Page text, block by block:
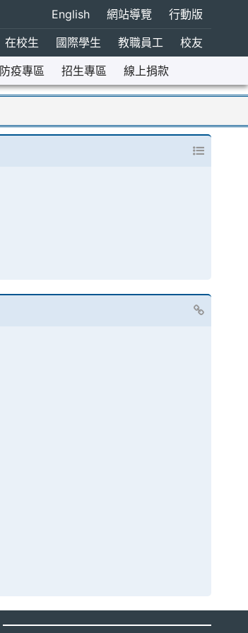
English 網站導覽
行動版
在校生 國際學生 教職員工
校友
防疫專區 招生專區 線上捐款